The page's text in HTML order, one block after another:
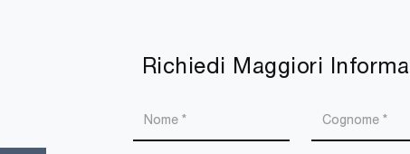
Richiedi Maggiori